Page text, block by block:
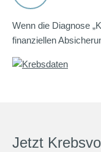
Wenn die Diagnose
finanziellen
Jetzt